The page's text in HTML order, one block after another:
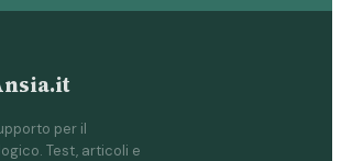
per il
Test, articoli e